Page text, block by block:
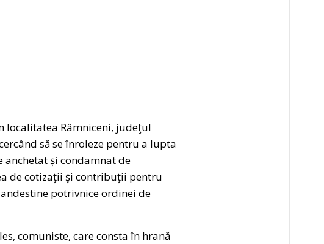
localitatea Râmniceni, judeţul
să se înroleze pentru a lupta
și condamnat de
de cotizaţii şi contribuţii pentru
potrivnice ordinei de
comuniste, care consta în hrană